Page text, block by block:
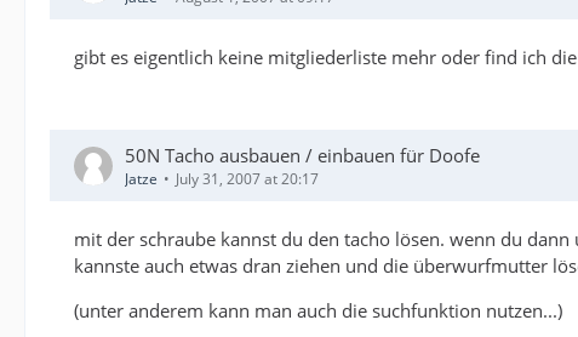
gibt es eigentlich keine mitgliederliste mehr oder find ich
50N Tacho ausbauen / einbauen für Doofe
Jatze July 31, 2007 at 20:17
mit der schraube kannst du den tacho lösen. wenn du
kannste auch etwas dran ziehen und die überwurfmutter
(unter anderem kann man auch die suchfunktion nutzen...)